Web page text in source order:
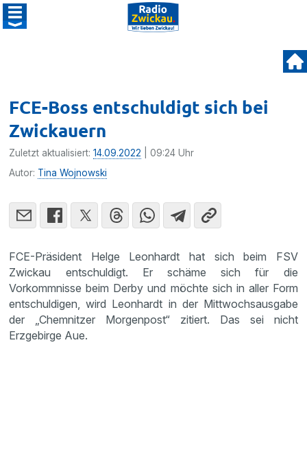
FCE-Boss entschuldigt sich bei
Zwickauern
Zuletzt aktualisiert:14.09.2022 | 09:24 Uhr
Autor: Tina Wojnowski
FCE-Präsident Helge Leonhardt hat sich beim FSV
Zwickau entschuldigt. Er schäme sich für die
Vorkommnisse beim Derby und möchte sich in aller Form
entschuldigen, wird Leonhardt in der Mittwochsausgabe
der „Chemnitzer Morgenpost“ zitiert. Das sei nicht
Erzgebirge Aue.